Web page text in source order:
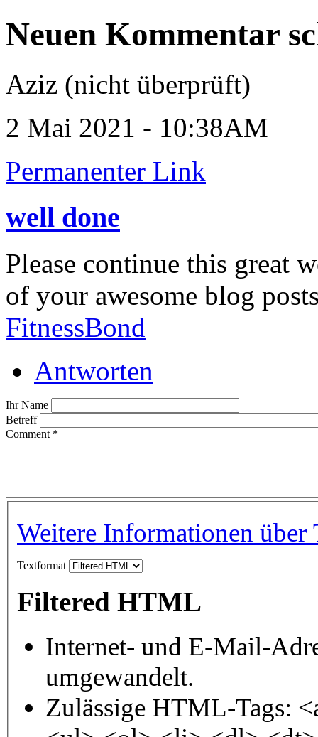
Neuen Kommentar
Aziz (nicht überprüft)
2 Mai 2021 - 10:38AM
Permanenter Link
well done
Please continue this great
of your awesome blog
FitnessBond
Antworten
Ihr Name
Betreff
Comment *
Weitere Informationen über
Textformat
Filtered HTML
Internet- und E-Mail-
umgewandelt.
Zulässige HTML-Tags: